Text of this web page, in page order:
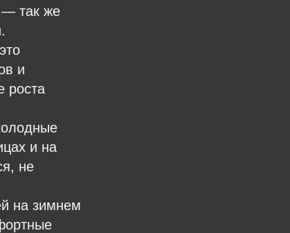
— так же
и
роста
и на
не
на зимнем